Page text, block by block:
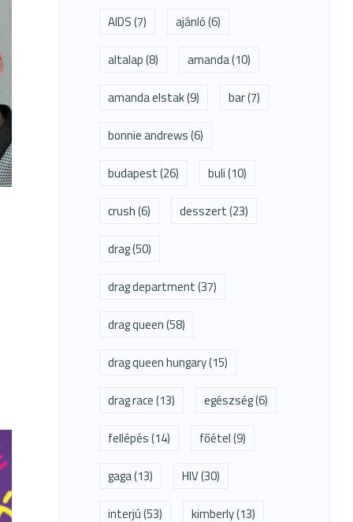
AIDS(7) ajánló(6)
altalap(8) amanda(10)
amanda elstak(9) bar(7)
bonnie andrews(6)
budapest(26) buli(10)
crush(6) desszert(23)
drag(50)
drag department(37)
drag queen(58)
drag queen hungary(15)
drag race(13) egészség(6)
fellépés(14) főétel(9)
gaga(13) HIV(30)
interjú(53) kimberly(13)